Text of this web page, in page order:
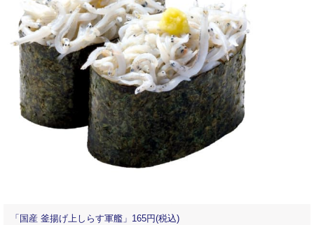
「国産 釜揚げ上しらす軍艦」165円(税込)